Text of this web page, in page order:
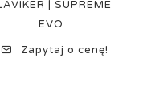
| SUPREME
EVO
Zapytaj o cenę!